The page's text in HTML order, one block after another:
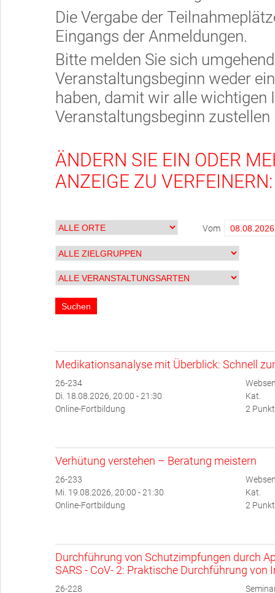
Die Vergabe der
Eingangs der Anmeldungen.
Bitte melden Sie sich
Veranstaltungsbeginn weder
haben, damit wir alle
Veranstaltungsbeginn zustellen
ÄNDERN SIE EIN ODER
ANZEIGE ZU VERFEINERN:
Vom
Medikationsanalyse mit Überblick: Schnell
26-234
Di. 18.08.2026, 20:00 - 21:30
Online-Fortbildung
Kat.
2
Verhütung verstehen – Beratung meistern
26-233
Mi. 19.08.2026, 20:00 - 21:30
Online-Fortbildung
Kat.
2
Durchführung von Schutzimpfungen durch
SARS - CoV- 2: Praktische Durchführung von
26-228